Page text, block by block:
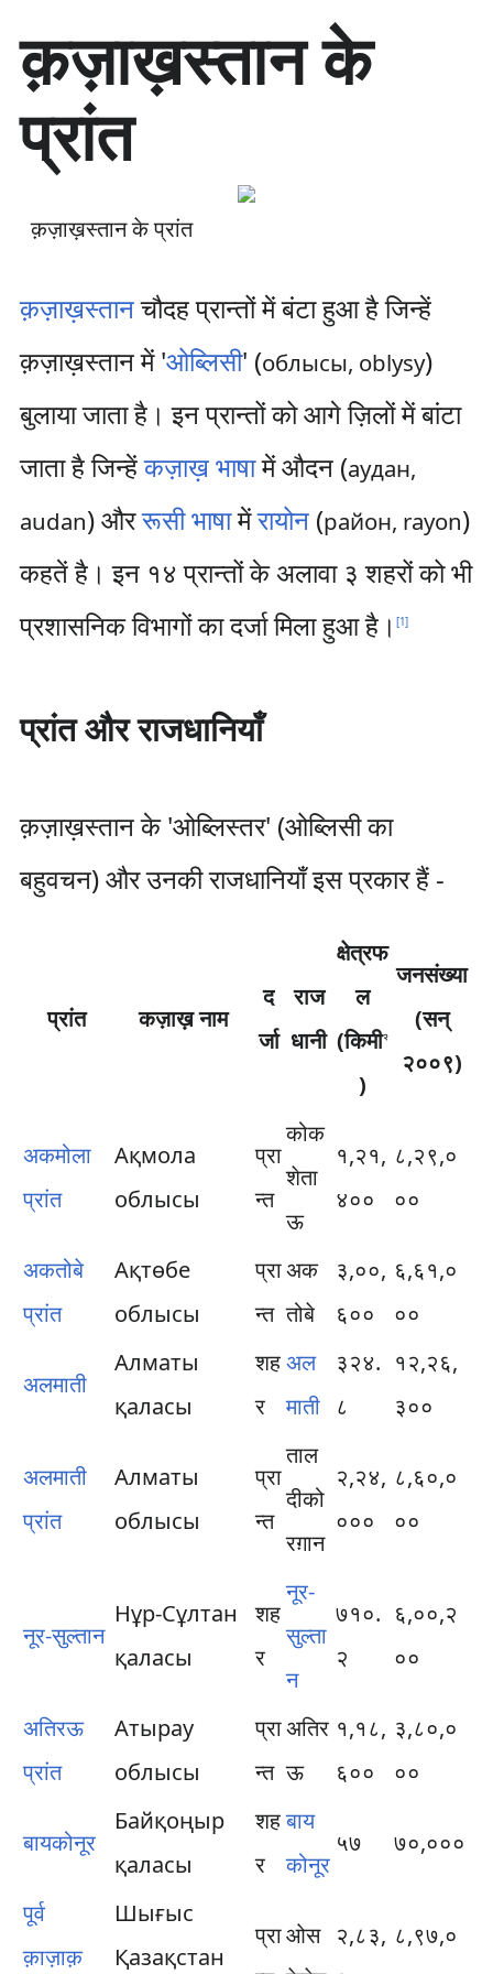
म
ग्री
प
जा
क़ज़ाख़स्तान के
प्रांत
क़ज़ाख़स्तान के प्रांत
क़ज़ाख़स्तानचौदह प्रान्तों में बंटा हुआ है जिन्हें
क़ज़ाख़स्तान में 'ओब्लिसी' (облысы, oblysy)
बुलाया जाता है। इन प्रान्तों को आगे ज़िलों में बांटा
जाता है जिन्हेंकज़ाख़ भाषामें औदन (аудан,
audan) औररूसी भाषामेंरायोन(район, rayon)
कहतें है। इन १४ प्रान्तों के अलावा ३ शहरों को भी
प्रशासनिक विभागों का दर्जा मिला हुआ है। [1]
प्रांत और राजधानियाँ
क़ज़ाख़स्तान के 'ओब्लिस्तर' (ओब्लिसी का
बहुवचन) और उनकी राजधानियाँ इस प्रकार हैं -
प्रांत कज़ाख़ नाम
द
र्जा
राज
धानी
क्षेत्रफ
ल
(किमी२
)
जनसंख्या
(सन्
२००९)
अकमोला
प्रांत
Ақмола
облысы
प्रा
न्त
कोक
शेता
ऊ
१,२१,
४००
८,२९,०
००
अकतोबे
प्रांत
Ақтөбе
облысы
प्रा
न्त
अक
तोबे
३,००,
६००
६,६१,०
००
अलमाती
Алматы
қаласы
शह
र
अल
माती
३२४.
८
१२,२६,
३००
अलमाती
प्रांत
Алматы
облысы
प्रा
न्त
ताल
दीको
रग़ान
२,२४,
०००
८,६०,०
००
नूर-सुल्तान
Нұр-Сұлтан
қаласы
शह
र
नूर-
सुल्ता
न
७१०.
२
६,००,२
००
अतिर​ऊ
प्रांत
Атырау
облысы
प्रा
न्त
अतिर​
ऊ
१,१८,
६००
३,८०,०
००
बायकोनूर
Байқоңыр
қаласы
शह
र
बाय
कोनूर
५७ ७०,०००
पूर्व
क़ाज़ाक़
Шығыс
Қазақстан
प्राओस २,८३, ८,९७,०